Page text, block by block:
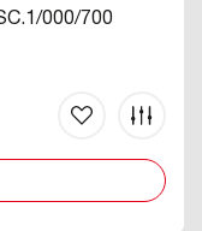
000/700